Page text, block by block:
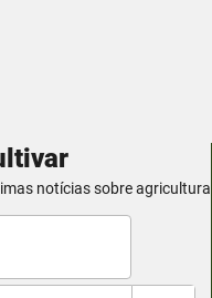
notícias sobre agricultura